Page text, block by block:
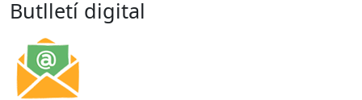
Butlletí digital